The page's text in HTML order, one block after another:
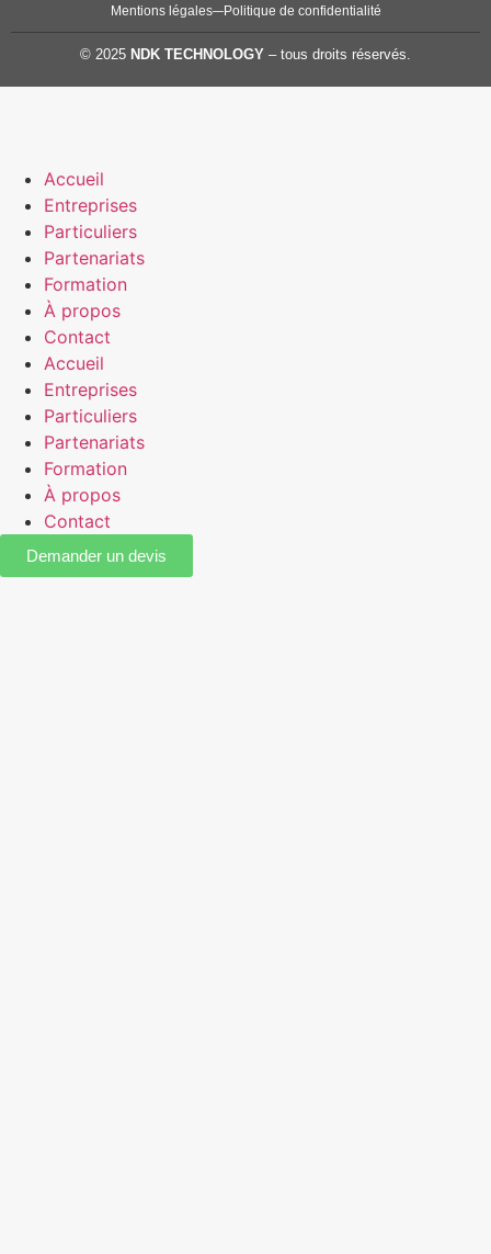
Mentions légales Politique de confidentialité
© 2025 NDK TECHNOLOGY – tous droits réservés.
Accueil
Entreprises
Particuliers
Partenariats
Formation
À propos
Contact
Accueil
Entreprises
Particuliers
Partenariats
Formation
À propos
Contact
Demander un devis